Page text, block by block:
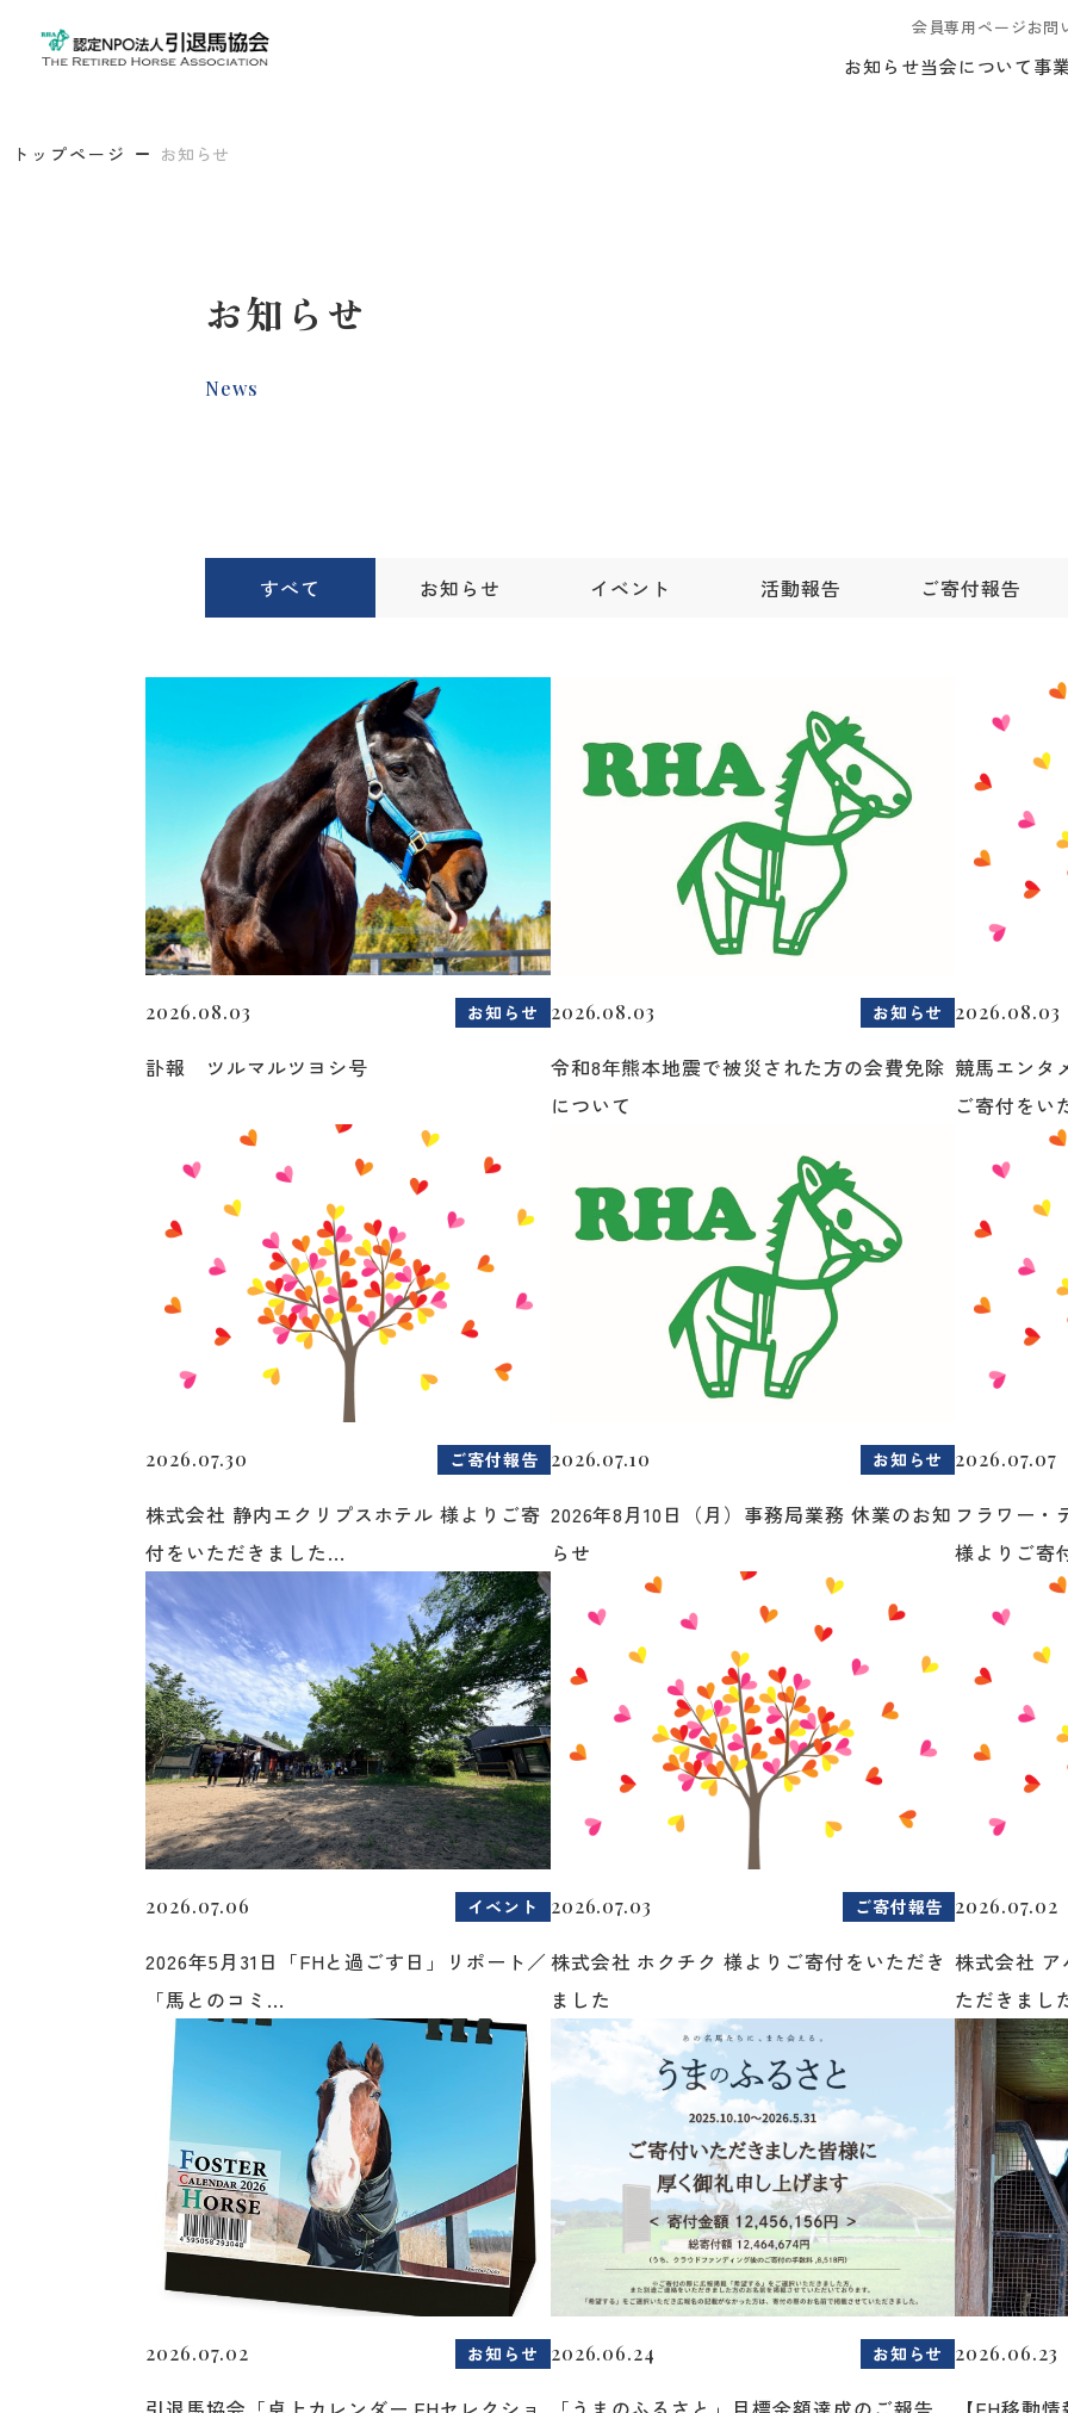
会員専用ページお問
お知らせ当会について事
トップページ お知らせ
お知らせ
News
すべて お知らせ イベント 活動報告 ご寄付報告
2026.08.03 お知らせ
訃報 ツルマルツヨシ号
2026.08.03 お知らせ
令和8年熊本地震で被災された方の会費免除
について
2026.08.03
競馬エンタ
ご寄付をい
2026.07.30 ご寄付報告
株式会社 静内エクリプスホテル 様よりご寄
付をいただきました...
2026.07.10 お知らせ
2026年8月10日（月）事務局業務 休業のお知
らせ
2026.07.07
フラワー・
様よりご寄
2026.07.06 イベント
2026年5月31日「FHと過ごす日」リポート／
「馬とのコミ...
2026.07.03 ご寄付報告
株式会社 ホクチク 様よりご寄付をいただき
ました
2026.07.02
株式会社
ただきまし
2026.07.02 お知らせ 2026.06.24 お知らせ 2026.06.23